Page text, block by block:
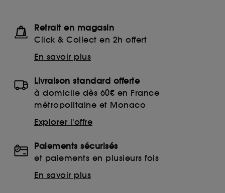
Retrait en magasin
Click & Collect en 2h offert
En savoir plus
Livraison standard offerte
à domicile dès 60€ en France
métropolitaine et Monaco
Explorer l'offre
Paiements sécurisés
et paiements en plusieurs fois
En savoir plus